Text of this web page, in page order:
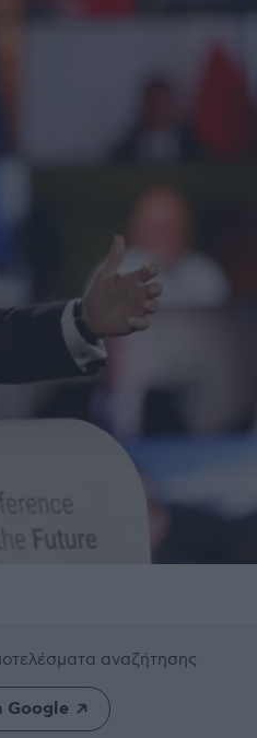
αναζήτησης
Google